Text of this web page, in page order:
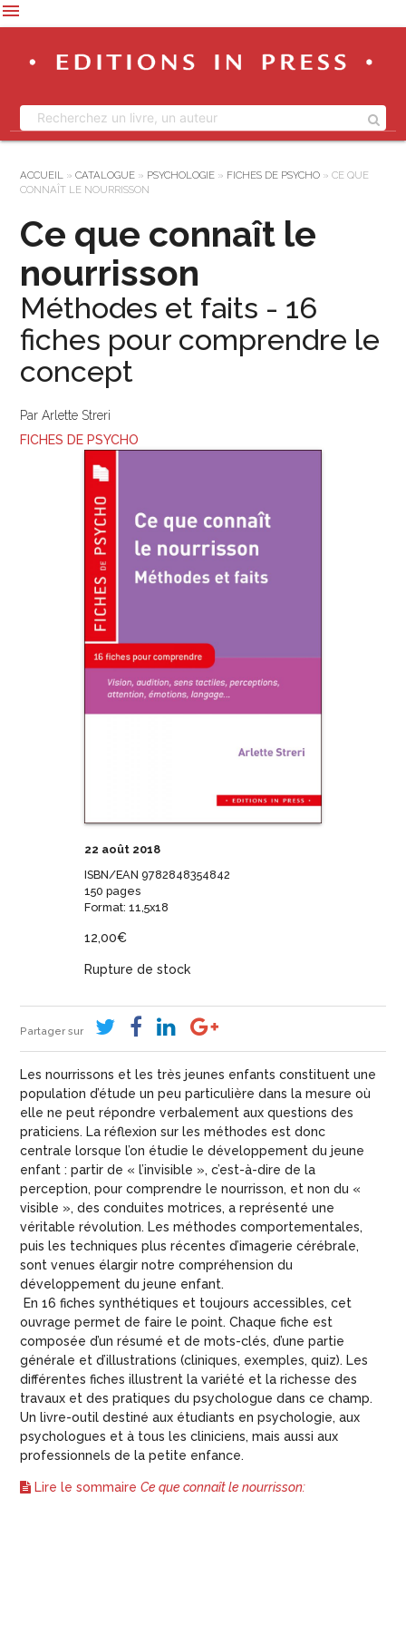
menu
ACCUEIL » CATALOGUE» PSYCHOLOGIE» FICHES DE PSYCHO» CE QUE
CONNAÎT LE NOURRISSON
Ce que connaît le
nourrisson
Méthodes et faits - 16
fiches pour comprendre le
concept
Par Arlette Streri
FICHES DE PSYCHO
22 août 2018
ISBN/EAN 9782848354842
150 pages
Format: 11,5x18
12,00€
Rupture de stock
Partager sur
Les nourrissons et les très jeunes enfants constituent une
population d’étude un peu particulière dans la mesure où
elle ne peut répondre verbalement aux questions des
praticiens. La réflexion sur les méthodes est donc
centrale lorsque l’on étudie le développement du jeune
enfant : partir de « l’invisible », c’est-à-dire de la
perception, pour comprendre le nourrisson, et non du «
visible », des conduites motrices, a représenté une
véritable révolution. Les méthodes comportementales,
puis les techniques plus récentes d’imagerie cérébrale,
sont venues élargir notre compréhension du
développement du jeune enfant.
En 16 fiches synthétiques et toujours accessibles, cet
ouvrage permet de faire le point. Chaque fiche est
composée d’un résumé et de mots-clés, d’une partie
générale et d’illustrations (cliniques, exemples, quiz). Les
différentes fiches illustrent la variété et la richesse des
travaux et des pratiques du psychologue dans ce champ.
Un livre-outil destiné aux étudiants en psychologie, aux
psychologues et à tous les cliniciens, mais aussi aux
professionnels de la petite enfance.
Lire le sommaire Ce que connaît le nourrisson: